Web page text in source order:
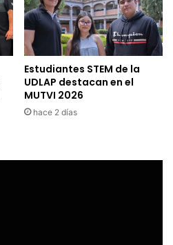
Estudiantes STEM de la
UDLAP destacan en el
MUTVI 2026
hace 2 días